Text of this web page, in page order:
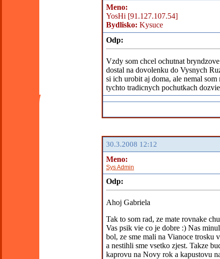
Meno:
YosHi [91.127.107.54]
Bydlisko: Kysuce
Odp:
Vzdy som chcel ochutnat
dostal na dovolenku do Vysnych
si ich urobit aj doma, ale nemal som
tychto tradicnych pochutkach
30.3.2008 12:12
Meno:
Sys Admin
Odp:
Ahoj Gabriela
Tak to som rad, ze mate rovnake
Vas psik vie co je dobre :) Nas
bol, ze sme mali na Vianoce trosku
a nestihli sme vsetko zjest. Takze
kaprovu na Novy rok a kapustovu